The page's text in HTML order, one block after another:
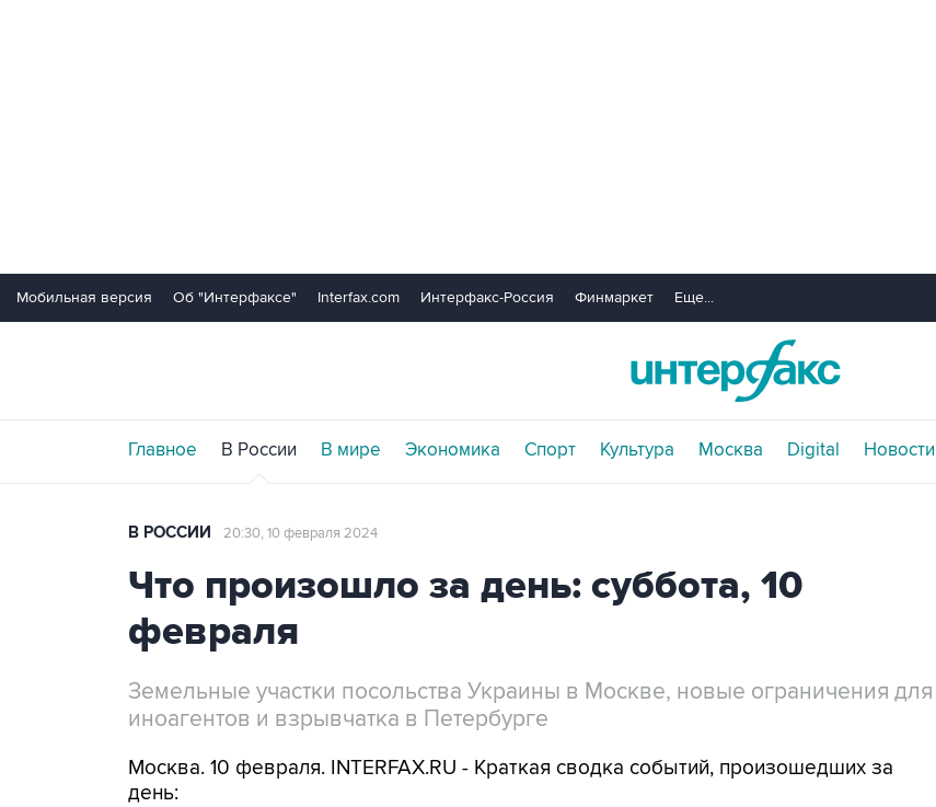
Мобильная версия Об "Интерфаксе" Interfax.com Интерфакс-Россия Финмаркет Еще...
Главное В России В мире Экономика Спорт Культура Москва Digital Новости
В РОССИИ 20:30, 10 февраля 2024
Что произошло за день: суббота, 10
февраля
Земельные участки посольства Украины в Москве, новые ограничения для
иноагентов и взрывчатка в Петербурге
Москва. 10 февраля. INTERFAX.RU - Краткая сводка событий, произошедших за
день: